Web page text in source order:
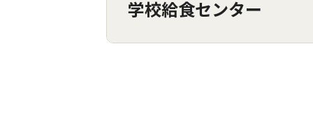
学校給食センター